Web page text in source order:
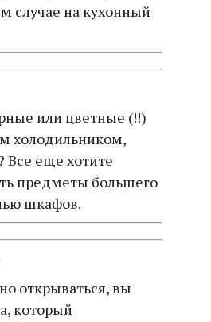
случае на кухонный
или цветные (!!)
холодильником,
еще хотите
предметы большего
шкафов.
открываться, вы
который